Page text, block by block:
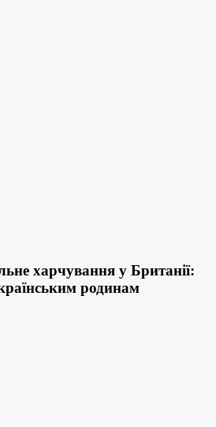
харчування у Британії:
родинам